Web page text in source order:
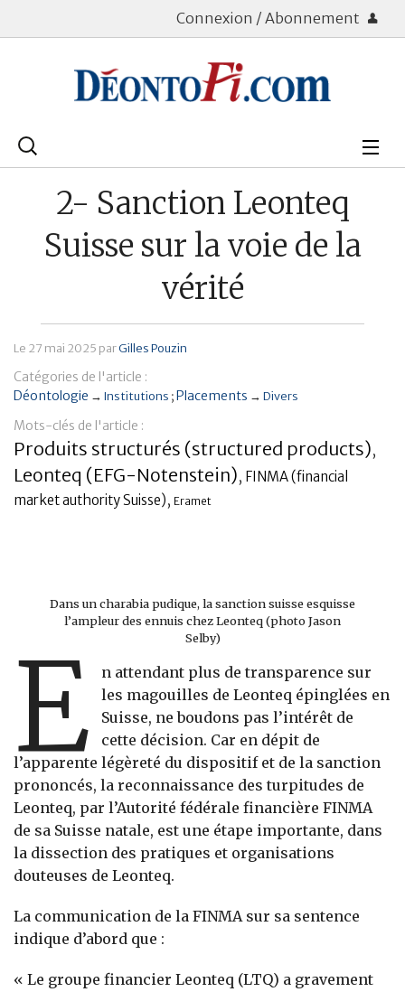
Connexion / Abonnement
Rechercher
Patrimoine
Immobilier
Banque
2- Sanction Leonteq
Suisse sur la voie de la
vérité
Le 27 mai 2025 parGilles Pouzin
Catégories de l'article :
Déontologie → Institutions Placements → Divers
Mots-clés de l'article :
Produits structurés (structured products),
Leonteq (EFG-Notenstein), FINMA (financial
market authority Suisse), Eramet
Dans un charabia pudique, la sanction suisse esquisse
l’ampleur des ennuis chez Leonteq (photo Jason
Selby)
E
n attendant plus de transparence sur
les magouilles de Leonteq épinglées en
Suisse, ne boudons pas l’intérêt de
cette décision. Car en dépit de
l’apparente légèreté du dispositif et de la sanction
prononcés, la reconnaissance des turpitudes de
Leonteq, par l’Autorité fédérale financière FINMA
de sa Suisse natale, est une étape importante, dans
la dissection des pratiques et organisations
douteuses de Leonteq.
La communication de la FINMA sur sa sentence
indique d’abord que :
« Le groupe financier Leonteq (LTQ) a gravement